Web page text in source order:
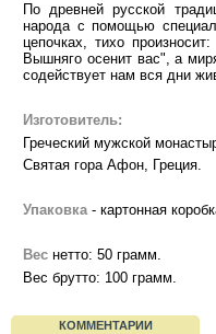
По древней русской
народа с помощью
цепочках, тихо
Вышняго осенит вас", а
содействует нам вся дни
Изготовитель:
Греческий мужской
Святая гора Афон, Греция.
Упаковка- картонная
Вес нетто: 50 грамм.
Вес брутто: 100 грамм.
КОММЕНТАРИИ